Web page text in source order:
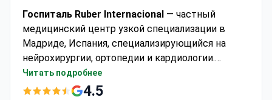
Госпиталь Ruber Internacional — частный
медицинский центр узкой специализации в
Мадриде, Испания, специализирующийся на
нейрохирургии, ортопедии и кардиологии.
Клиника принимает взрослых и детей,
предоставляя медицинскую помощь примерно
Читать подробнее
4.5